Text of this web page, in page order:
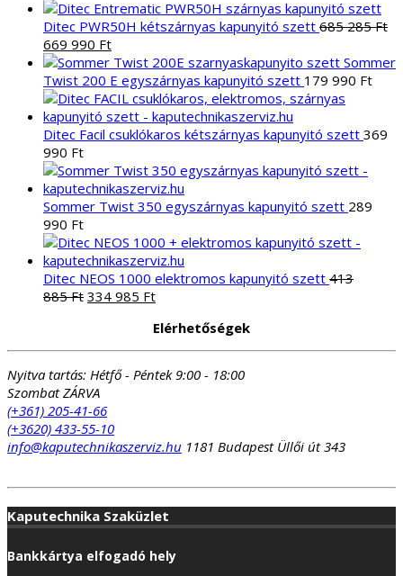
következőre:
Ditec PWR50H kétszárnyas kapunyitó szett 685 285Ft
Original
price
was:
685
285 Ft.
669 990 FtCurrent
price
is:
669
990 Ft.
Sommer
Twist 200 E egyszárnyas kapunyitó szett 179 990 Ft
Ditec Facil csuklókaros kétszárnyas kapunyitó szett 369
990 Ft
Sommer Twist 350 egyszárnyas kapunyitó szett 289
990 Ft
Ditec NEOS 1000 elektromos kapunyitó szett 413
885Ft Original
413
885 Ft.
334 985 FtCurrent
is:
334
985 Ft.
Elérhetőségek
Nyitva tartás: Hétfő - Péntek 9:00 - 18:00
Szombat ZÁRVA
(+361) 205-41-66
(+3620) 433-55-10
info@kaputechnikaszerviz.hu 1181 Budapest Üllői út 343
Kaputechnika Szaküzlet
Bankkártya elfogadó hely